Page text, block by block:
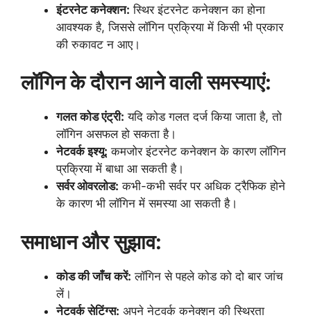
इंटरनेट कनेक्शन: स्थिर इंटरनेट कनेक्शन का होना
आवश्यक है, जिससे लॉगिन प्रक्रिया में किसी भी प्रकार
की रुकावट न आए।
लॉगिन के दौरान आने वाली समस्याएं:
गलत कोड एंट्री: यदि कोड गलत दर्ज किया जाता है, तो
लॉगिन असफल हो सकता है।
नेटवर्क इश्यू: कमजोर इंटरनेट कनेक्शन के कारण लॉगिन
प्रक्रिया में बाधा आ सकती है।
सर्वर ओवरलोड: कभी-कभी सर्वर पर अधिक ट्रैफिक होने
के कारण भी लॉगिन में समस्या आ सकती है।
समाधान और सुझाव:
कोड की जाँच करें: लॉगिन से पहले कोड को दो बार जांच
लें।
नेटवर्क सेटिंग्स: अपने नेटवर्क कनेक्शन की स्थिरता